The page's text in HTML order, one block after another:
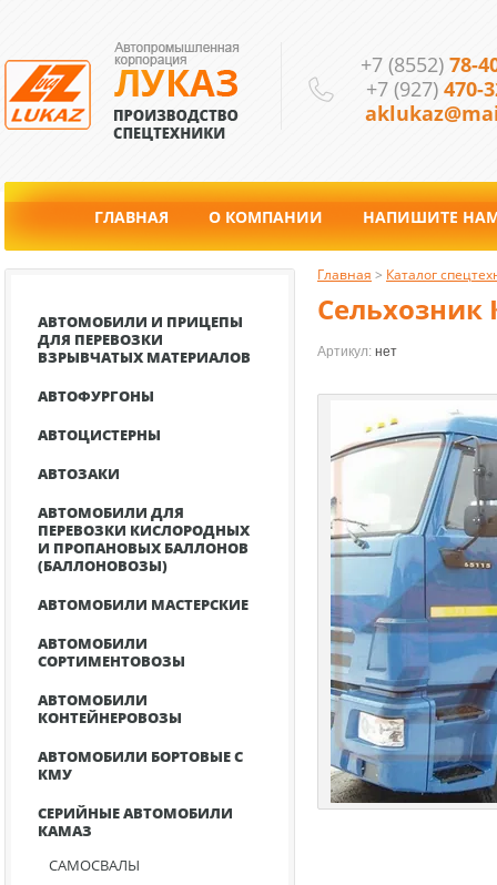
+7 (8552) 78-
+7 (927) 470-
ГЛАВНАЯ О КОМПАНИИ НАПИШИТЕ
АВТОМОБИЛИ И ПРИЦЕПЫ
ДЛЯ ПЕРЕВОЗКИ
ВЗРЫВЧАТЫХ МАТЕРИАЛОВ
АВТОФУРГОНЫ
АВТОЦИСТЕРНЫ
АВТОЗАКИ
АВТОМОБИЛИ ДЛЯ
ПЕРЕВОЗКИ КИСЛОРОДНЫХ
И ПРОПАНОВЫХ БАЛЛОНОВ
(БАЛЛОНОВОЗЫ)
АВТОМОБИЛИ МАСТЕРСКИЕ
АВТОМОБИЛИ
СОРТИМЕНТОВОЗЫ
АВТОМОБИЛИ
КОНТЕЙНЕРОВОЗЫ
АВТОМОБИЛИ БОРТОВЫЕ С
КМУ
СЕРИЙНЫЕ АВТОМОБИЛИ
КАМАЗ
САМОСВАЛЫ
Главная > Каталог
Сельхозник
Артикул: нет